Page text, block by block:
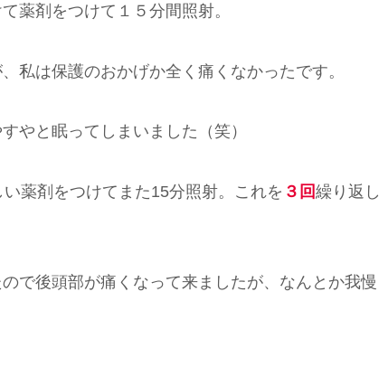
薬剤をつけて１５分間照射。
私は保護のおかげか全く痛くなかったです。
やと眠ってしまいました（笑）
薬剤をつけてまた15分照射。これを ３回繰り返し
で後頭部が痛くなって来ましたが、なんとか我慢